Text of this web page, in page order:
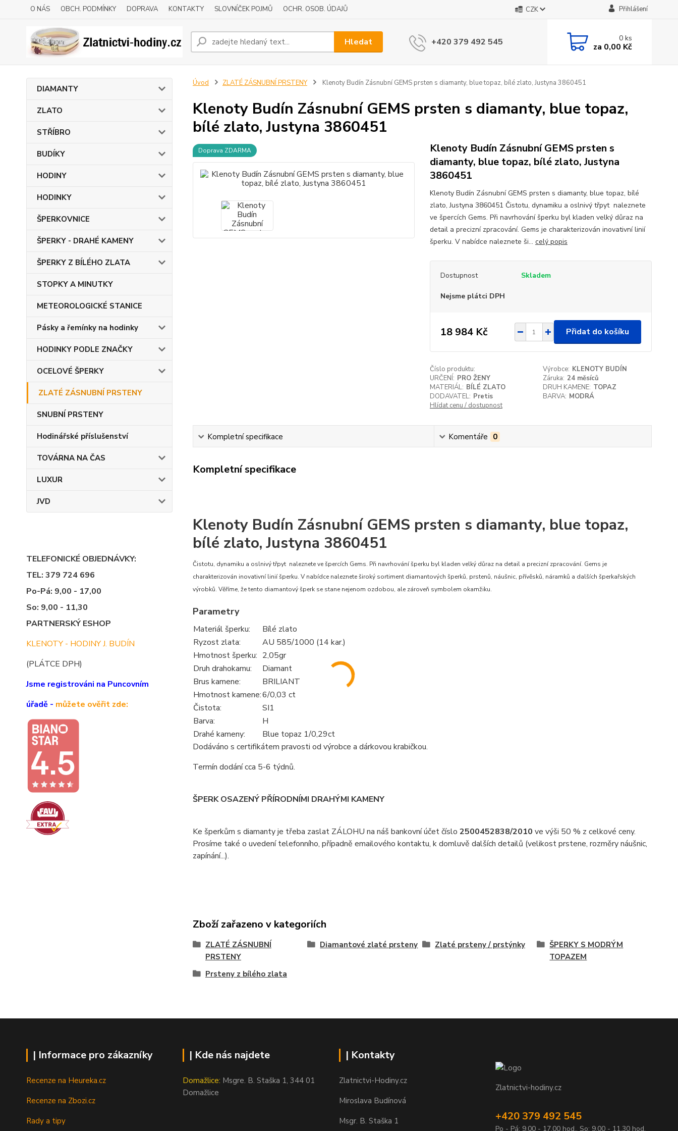
O NÁS OBCH. PODMÍNKY DOPRAVA KONTAKTY SLOVNÍČEK POJMŮ OCHR. OSOB. ÚDAJŮ CZK Přihlášení
Hledat +420 379 492 545 0ks
za 0,00 Kč
DIAMANTY
ZLATO
STŘÍBRO
BUDÍKY
HODINY
HODINKY
ŠPERKOVNICE
ŠPERKY - DRAHÉ KAMENY
ŠPERKY Z BÍLÉHO ZLATA
STOPKY A MINUTKY
METEOROLOGICKÉ STANICE
Pásky a řemínky na hodinky
HODINKY PODLE ZNAČKY
OCELOVÉ ŠPERKY
ZLATÉ ZÁSNUBNÍ PRSTENY
SNUBNÍ PRSTENY
Hodinářské příslušenství
TOVÁRNA NA ČAS
LUXUR
JVD
TELEFONICKÉ OBJEDNÁVKY:
TEL: 379 724 696
Po-Pá: 9,00 - 17,00
So: 9,00 - 11,30
PARTNERSKÝ ESHOP
KLENOTY - HODINY J. BUDÍN
(PLÁTCE DPH)
Jsme registrováni na Puncovním
úřadě - můžete ověřit zde:
Úvod ZLATÉ ZÁSNUBNÍ PRSTENY Klenoty Budín Zásnubní GEMS prsten s diamanty, blue topaz, bílé zlato, Justyna 3860451
Klenoty Budín Zásnubní GEMS prsten s diamanty, blue topaz,
bílé zlato, Justyna 3860451
Doprava ZDARMA
Klenoty Budín Zásnubní GEMS prsten s
diamanty, blue topaz, bílé zlato, Justyna
3860451
Klenoty Budín Zásnubní GEMS prsten s diamanty, blue topaz, bílé
zlato, Justyna 3860451 Čistotu, dynamiku a oslnivý třpyt naleznete
ve špercích Gems. Při navrhování šperku byl kladen velký důraz na
detail a precizní zpracování. Gems je charakterizován inovativní linií
šperku. V nabídce naleznete ši... celý popis
Dostupnost Skladem
Nejsme plátci DPH
18 984 Kč Přidat do košíku
Číslo produktu: Výrobce: KLENOTY BUDÍN
URČENÍ: PRO ŽENY Záruka: 24 měsíců
MATERIÁL: BÍLÉ ZLATO DRUH KAMENE: TOPAZ
DODAVATEL: Pretis BARVA: MODRÁ
Hlídat cenu / dostupnost
Kompletní specifikace Komentáře 0
Kompletní specifikace
Klenoty Budín Zásnubní GEMS prsten s diamanty, blue topaz,
bílé zlato, Justyna 3860451
Čistotu, dynamiku a oslnivý třpyt naleznete ve špercích Gems. Při navrhování šperku byl kladen velký důraz na detail a precizní zpracování. Gems je
charakterizován inovativní linií šperku. V nabídce naleznete široký sortiment diamantových šperků, prstenů, náušnic, přívěsků, náramků a dalších šperkařských
výrobků. Věříme, že tento diamantový šperk se stane nejenom ozdobou, ale zároveň symbolem okamžiku.
Parametry
Materiál šperku:
Bílé zlato
Ryzost zlata:
AU 585/1000 (14 kar.)
Hmotnost šperku: 2,05gr
Druh drahokamu:
Diamant
Brus kamene:
BRILIANT
Hmotnost kamene:6/0,03 ct
Čistota:
SI1
Barva:
H
Drahé kameny:
Blue topaz 1/0,29ct
Dodáváno s certifikátem pravosti od výrobce a dárkovou krabičkou.
Termín dodání cca 5-6 týdnů.
ŠPERK OSAZENÝ PŘÍRODNÍMI DRAHÝMI KAMENY
Ke šperkům s diamanty je třeba zaslat ZÁLOHU na náš bankovní účet číslo 2500452838/2010 ve výši 50 % z celkové ceny.
Prosíme také o uvedení telefonního, případně emailového kontaktu, k domluvě dalších detailů (velikost prstene, rozměry náušnic,
zapínání...).
Zboží zařazeno v kategoriích
ZLATÉ ZÁSNUBNÍ
PRSTENY
Diamantové zlaté prsteny Zlaté prsteny / prstýnky
ŠPERKY S MODRÝM
TOPAZEM
Prsteny z bílého zlata
| Informace pro zákazníky
Recenze na Heureka.cz
Recenze na Zbozi.cz
Rady a tipy
| Kde nás najdete
Domažlice: Msgre. B. Staška 1, 344 01
Domažlice
| Kontakty
Zlatnictvi-Hodiny.cz
Miroslava Budínová
Msgr. B. Staška 1
Zlatnictvi-hodiny.cz
+420 379 492 545
Po - Pá: 9,00 - 17,00 hod., So: 9,00 - 11,30 hod.